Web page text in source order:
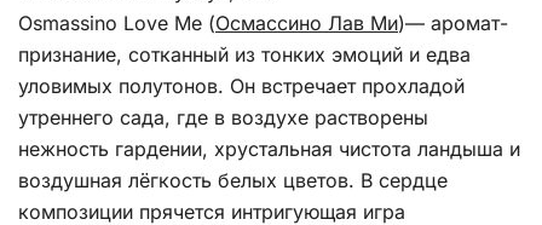
Osmassino Love Me (Осмассино Лав Ми)— аромат-
признание, сотканный из тонких эмоций и едва
уловимых полутонов. Он встречает прохладой
утреннего сада, где в воздухе растворены
нежность гардении, хрустальная чистота ландыша и
воздушная лёгкость белых цветов. В сердце
композиции прячется интригующая игра